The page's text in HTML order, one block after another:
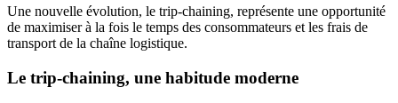
Une nouvelle évolution, le trip-chaining, représente une opportunité
de maximiser à la fois le temps des consommateurs et les frais de
transport de la chaîne logistique.
Le trip-chaining, une habitude moderne